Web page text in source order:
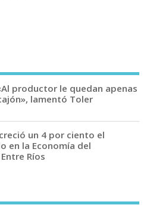
productor le quedan apenas
lamentó Toler
un 4 por ciento el
en la Economía del
Ríos